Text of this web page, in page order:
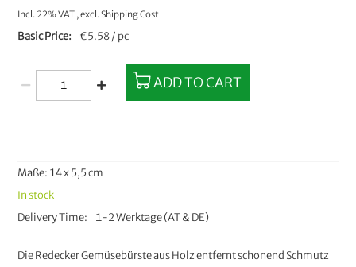
Die Redecker Gemüsebürste aus Holz entfernt schonend Schmutz
Maße: 14 x 5,5 cm
In stock
Delivery Time
1-2 Werktage (AT & DE)
Incl. 22% VAT ,excl.Shipping Cost
Basic Price €5.58 / pc
ADD TO CART